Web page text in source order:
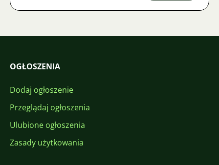
OGŁOSZENIA
Dodaj ogłoszenie
Przeglądaj ogłoszenia
Ulubione ogłoszenia
Zasady użytkowania